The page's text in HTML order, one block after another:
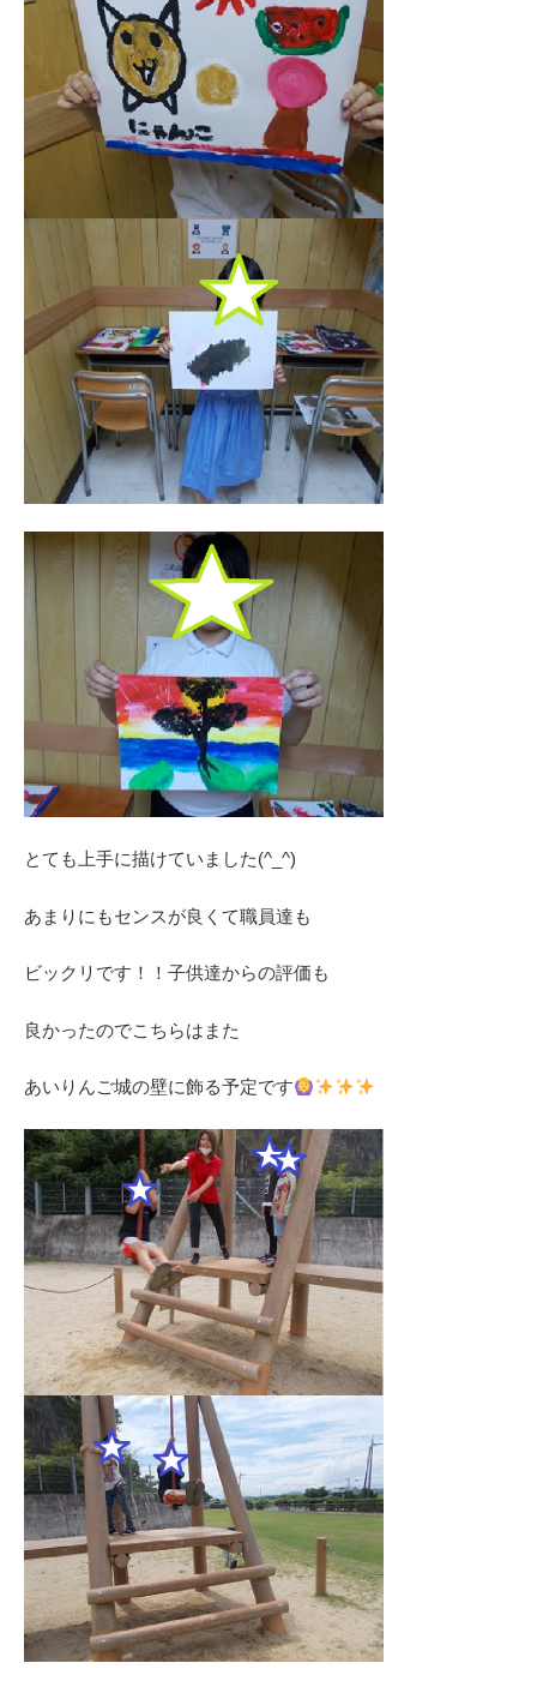
とても上手に描けていました(^_^)
あまりにもセンスが良くて職員達も
ビックリです！！子供達からの評価も
良かったのでこちらはまた
あいりんご城の壁に飾る予定です